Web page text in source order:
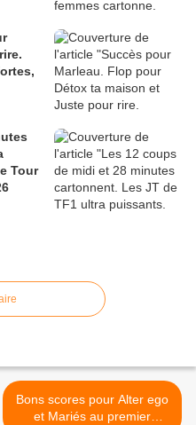
Tour
Bons scores pour Alter ego
et Mariés au premier